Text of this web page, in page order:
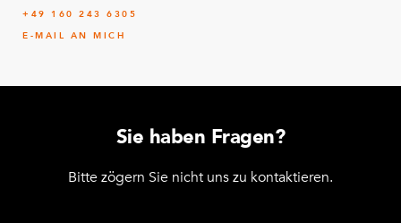
+49 160 243 6305
E-MAIL AN MICH
Sie haben Fragen?
Bitte zögern Sie nicht uns zu kontaktieren.